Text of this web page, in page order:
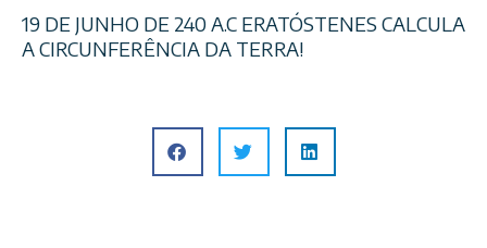
19 DE JUNHO DE 240 A.C ERATÓSTENES CALCULA
A CIRCUNFERÊNCIA DA TERRA!